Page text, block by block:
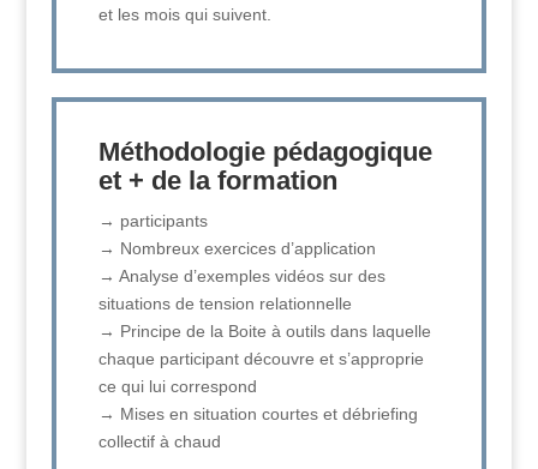
et les mois qui suivent.
Méthodologie pédagogique
et + de la formation
→ participants
→ Nombreux exercices d’application
→ Analyse d’exemples vidéos sur des
situations de tension relationnelle
→ Principe de la Boite à outils dans laquelle
chaque participant découvre et s’approprie
ce qui lui correspond
→ Mises en situation courtes et débriefing
collectif à chaud